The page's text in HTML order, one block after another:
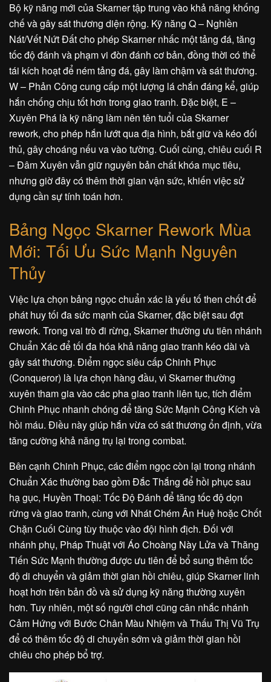
Bộ kỹ năng mới của Skarner tập trung vào khả năng khống
chế và gây sát thương diện rộng. Kỹ năng Q – Nghiền
Nát/Vết Nứt Đất cho phép Skarner nhấc một tảng đá, tăng
tốc độ đánh và phạm vi đòn đánh cơ bản, đồng thời có thể
tái kích hoạt để ném tảng đá, gây làm chậm và sát thương.
W – Phản Công cung cấp một lượng lá chắn đáng kể, giúp
hắn chống chịu tốt hơn trong giao tranh. Đặc biệt, E –
Xuyên Phá là kỹ năng làm nên tên tuổi của Skarner
rework, cho phép hắn lướt qua địa hình, bắt giữ và kéo đối
thủ, gây choáng nếu va vào tường. Cuối cùng, chiêu cuối R
– Đâm Xuyên vẫn giữ nguyên bản chất khóa mục tiêu,
nhưng giờ đây có thêm thời gian vận sức, khiến việc sử
dụng cần sự tính toán hơn.
Bảng Ngọc Skarner Rework Mùa
Mới: Tối Ưu Sức Mạnh Nguyên
Thủy
Việc lựa chọn bảng ngọc chuẩn xác là yếu tố then chốt để
phát huy tối đa sức mạnh của Skarner, đặc biệt sau đợt
rework. Trong vai trò đi rừng, Skarner thường ưu tiên nhánh
Chuẩn Xác để tối đa hóa khả năng giao tranh kéo dài và
gây sát thương. Điểm ngọc siêu cấp Chinh Phục
(Conqueror) là lựa chọn hàng đầu, vì Skarner thường
xuyên tham gia vào các pha giao tranh liên tục, tích điểm
Chinh Phục nhanh chóng để tăng Sức Mạnh Công Kích và
hồi máu. Điều này giúp hắn vừa có sát thương ổn định, vừa
tăng cường khả năng trụ lại trong combat.
Bên cạnh Chinh Phục, các điểm ngọc còn lại trong nhánh
Chuẩn Xác thường bao gồm Đắc Thắng để hồi phục sau
hạ gục, Huyền Thoại: Tốc Độ Đánh để tăng tốc độ dọn
rừng và giao tranh, cùng với Nhát Chém Ân Huệ hoặc Chốt
Chặn Cuối Cùng tùy thuộc vào đội hình địch. Đối với
nhánh phụ, Pháp Thuật với Áo Choàng Này Lửa và Thăng
Tiến Sức Mạnh thường được ưu tiên để bổ sung thêm tốc
độ di chuyển và giảm thời gian hồi chiêu, giúp Skarner linh
hoạt hơn trên bản đồ và sử dụng kỹ năng thường xuyên
hơn. Tuy nhiên, một số người chơi cũng cân nhắc nhánh
Cảm Hứng với Bước Chân Màu Nhiệm và Thấu Thị Vũ Trụ
để có thêm tốc độ di chuyển sớm và giảm thời gian hồi
chiêu cho phép bổ trợ.